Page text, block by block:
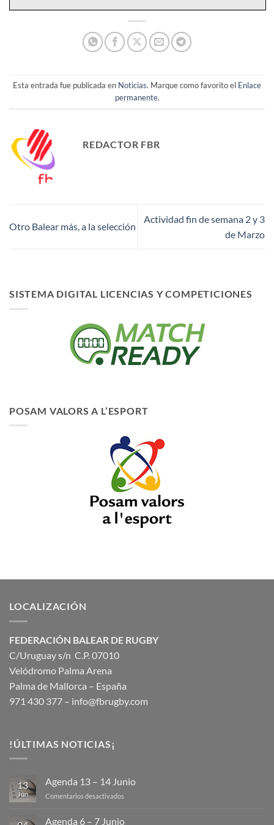
Esta entrada fue publicada en Noticias. Marque como favorito el Enlace
permanente.
REDACTOR FBR
Otro Balear más, a la selección
Actividad fin de semana 2 y 3
de Marzo
SISTEMA DIGITAL LICENCIAS Y COMPETICIONES
POSAM VALORS A L’ESPORT
LOCALIZACIÓN
FEDERACIÓN BALEAR DE RUGBY
C/Uruguay s/n C.P. 07010
Velódromo Palma Arena
Palma de Mallorca – España
971 430 377 – info@fbrugby.com
!ÚLTIMAS NOTICIAS¡
13
Jun
Agenda 13 – 14 Junio
Comentarios desactivados
Agenda 6 – 7 Junio